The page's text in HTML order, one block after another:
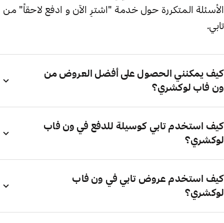
الأسئلة المتكررة حول خدمة "اشترِ الآن و ادفع لاحقاً" من
تابي.
كيف يمكنني الحصول على أفضل العروض من
ون فاب لوكشري؟
كيف استخدم تابي كوسيلة للدفع في ون فاب
لوكشري؟
كيف استخدم عروض تابي في ون فاب
لوكشري؟